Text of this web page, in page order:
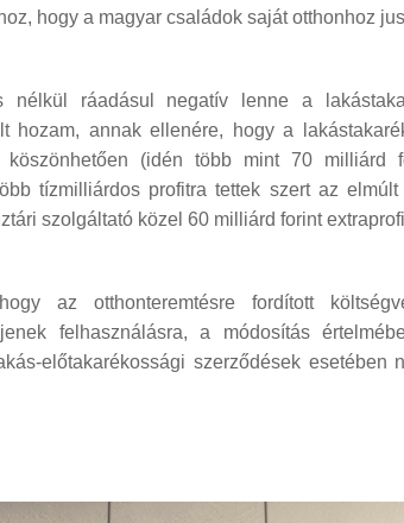
hogy a magyar családok saját otthonhoz
nélkül ráadásul negatív lenne a
hozam, annak ellenére, hogy a
köszönhetően (idén több mint 70 milliárd
tízmilliárdos profitra tettek szert az
szolgáltató közel 60 milliárd forint
az otthonteremtésre fordított
felhasználásra, a módosítás
előtakarékossági szerződések esetében